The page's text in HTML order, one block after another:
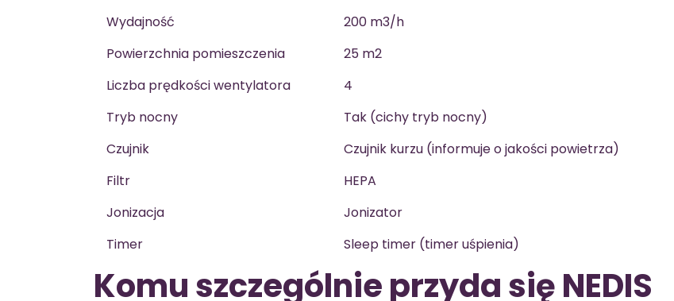
Wydajność
200 m3/h
Powierzchnia pomieszczenia
25 m2
Liczba prędkości wentylatora
4
Tryb nocny
Tak (cichy tryb nocny)
Czujnik
Czujnik kurzu (informuje o jakości powietrza)
Filtr
HEPA
Jonizacja
Jonizator
Timer
Sleep timer (timer uśpienia)
Komu szczególnie przyda się NEDIS